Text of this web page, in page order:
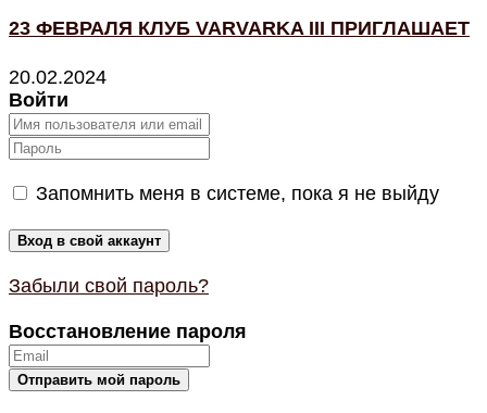
23 ФЕВРАЛЯ КЛУБ VARVARKA III ПРИГЛАШАЕТ
20.02.2024
Войти
Запомнить меня в системе, пока я не выйду
Забыли свой пароль?
Восстановление пароля